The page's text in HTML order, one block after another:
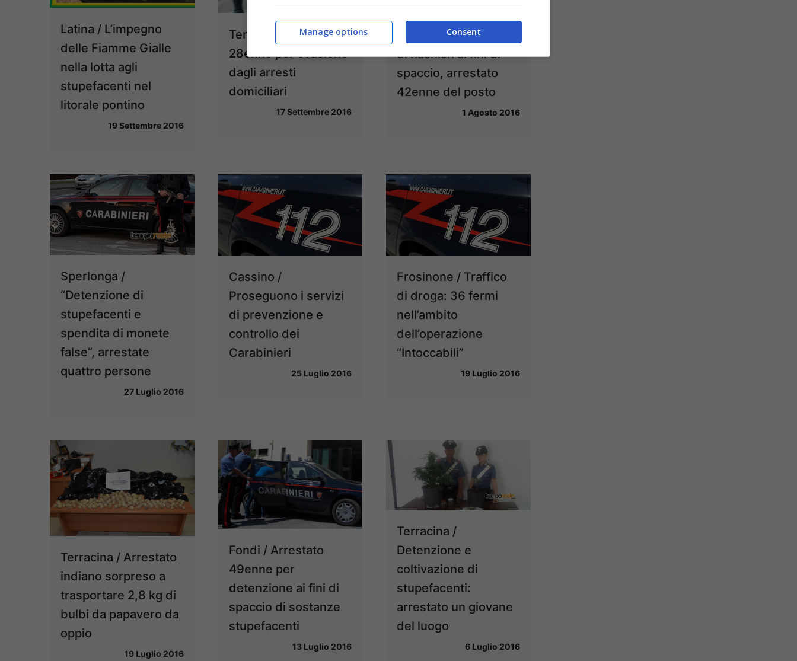
Latina / L’impegno
delle Fiamme Gialle
nella lotta agli
stupefacenti nel
litorale pontino
19 Settembre 2016
Terracina / Arrestato
28enne per evasione
dagli arresti
domiciliari
17 Settembre 2016
Cassino / Detenzione
di hashish ai fini di
spaccio, arrestato
42enne del posto
1 Agosto 2016
Sperlonga /
“Detenzione di
stupefacenti e
spendita di monete
false”, arrestate
quattro persone
27 Luglio 2016
Cassino /
Proseguono i servizi
di prevenzione e
controllo dei
Carabinieri
25 Luglio 2016
Frosinone / Traffico
di droga: 36 fermi
nell’ambito
dell’operazione
“Intoccabili”
19 Luglio 2016
Terracina / Arrestato
indiano sorpreso a
trasportare 2,8 kg di
bulbi da papavero da
oppio
19 Luglio 2016
Fondi / Arrestato
49enne per
detenzione ai fini di
spaccio di sostanze
stupefacenti
13 Luglio 2016
Terracina /
Detenzione e
coltivazione di
stupefacenti:
arrestato un giovane
del luogo
6 Luglio 2016
Consent
Manage options